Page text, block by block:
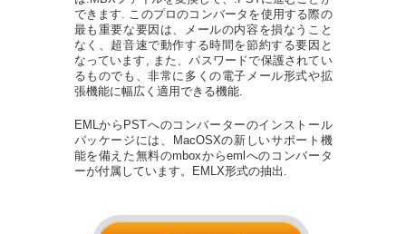
できます. このプロのコンバータを使用する際の
最も重要な要因は、メールの内容を損なうこと
なく、超音速で動作する時間を節約する要因と
なっています, また、パスワードで保護されてい
るものでも、非常に多くの電子メール形式や拡
張機能に幅広く適用できる機能.
EMLからPSTへのコンバーターのインストール
パッケージには、MacOSXの新しいサポート機
能を備えた無料のmboxからemlへのコンバータ
ーが付属しています。EMLX形式の抽出.